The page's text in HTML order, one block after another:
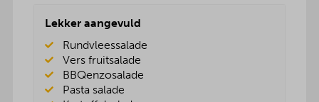
Lekker aangevuld
Rundvleessalade
Vers fruitsalade
BBQenzosalade
Pasta salade